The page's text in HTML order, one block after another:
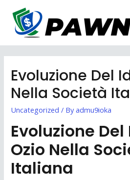
content
Evoluzione Del
Nella Società
Uncategorized / Byadmu9ioka
Evoluzione Del
Ozio Nella
Italiana